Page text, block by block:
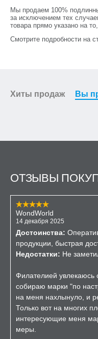
Мы продаем 100%
за исключением тех
товара прямо указано на
Смотрите подробности на
Хиты продаж Вы
ОТЗЫВЫ
WondWorld
14 декабря 2025
Достоинства:
продукции, быстрая
Недостатки: Не
Филателией увлекаюсь
собираю марки "по
на меня нахлынуло, и
Только вот на многих
интересующие меня
меры.